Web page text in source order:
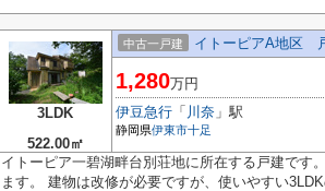
3LDK
522.00㎡
中古一戸建 イトーピアA地区
1,280万円
伊豆急行 「 川奈 」駅
静岡県伊東市十足
イトーピア一碧湖畔台別荘地に所在する戸建です
ます。 建物は改修が必要ですが、使いやすい3LDK